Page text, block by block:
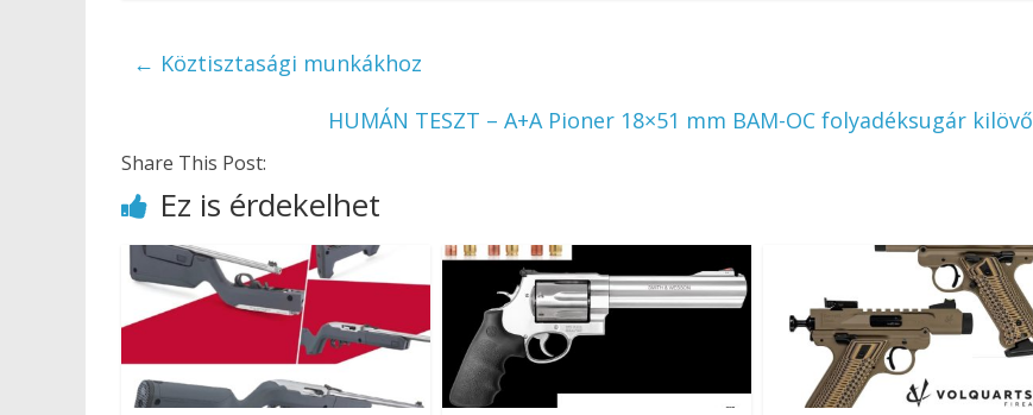
← Köztisztasági munkákhoz
HUMÁN TESZT – A+A Pioner 18×51 mm BAM-OC folyadéksugár kilövő
Share This Post:
Ez is érdekelhet